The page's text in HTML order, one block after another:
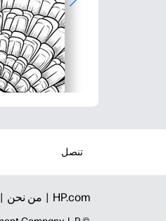
تنصل
HP.com | من نحن |